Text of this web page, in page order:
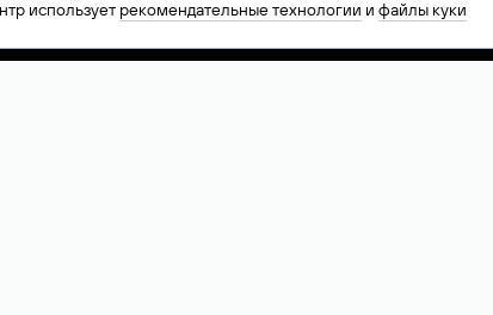
использует рекомендательные технологии и файлы куки